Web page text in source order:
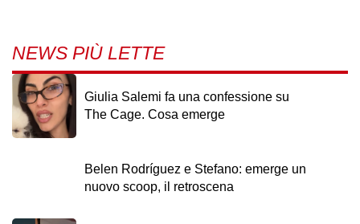
NEWS PIÙ LETTE
Giulia Salemi fa una confessione su
The Cage. Cosa emerge
Belen Rodríguez e Stefano: emerge un
nuovo scoop, il retroscena